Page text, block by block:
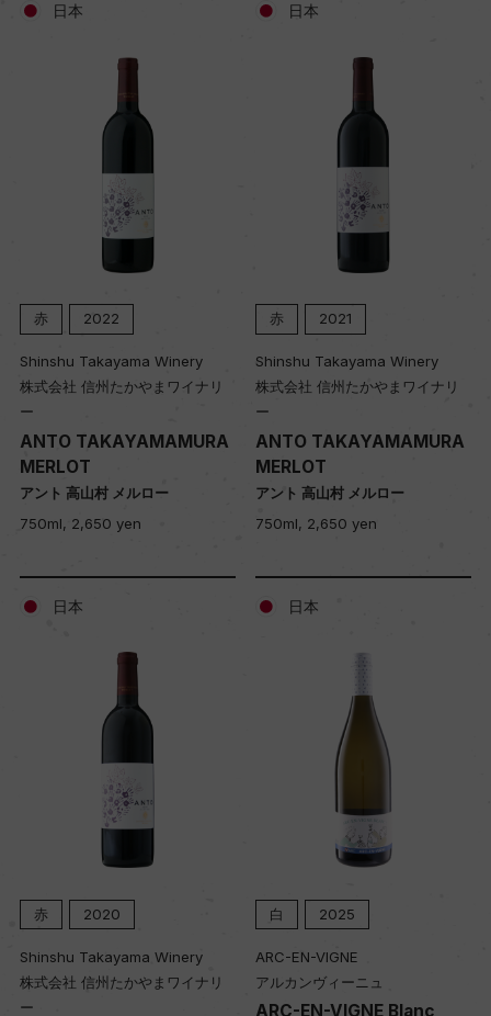
日本
赤 2022
Shinshu Takayama Winery
株式会社 信州たかやまワイナリ
ー
ANTO TAKAYAMAMURA
MERLOT
アント 高山村 メルロー
750ml, 2,650 yen
日本
赤 2021
Shinshu Takayama Winery
株式会社 信州たかやまワイナリ
ー
ANTO TAKAYAMAMURA
MERLOT
アント 高山村 メルロー
750ml, 2,650 yen
日本
赤 2020
Shinshu Takayama Winery
株式会社 信州たかやまワイナリ
ー
日本
白 2025
ARC-EN-VIGNE
アルカンヴィーニュ
ARC-EN-VIGNE Blanc